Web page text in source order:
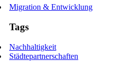
Migration & Entwicklung
Tags
Nachhaltigkeit
Städtepartnerschaften